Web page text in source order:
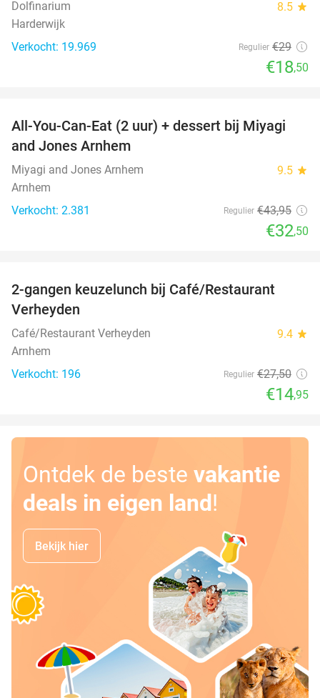
Dolfinarium 8.5 star
Harderwijk
Verkocht: 19.969
Regulier €29
€18,50
26%
All-You-Can-Eat (2 uur) + dessert bij Miyagi
and Jones Arnhem
Miyagi and Jones Arnhem 9.5 star
Arnhem
Verkocht: 2.381
Regulier €43,95
€32,50
2-gangen keuzelunch bij Café/Restaurant
Verheyden
Café/Restaurant Verheyden 9.4 star
Arnhem
Verkocht: 196
Regulier €27,50
€14,95
Ontdek de beste vakantie
deals in eigen land!
Bekijk hier